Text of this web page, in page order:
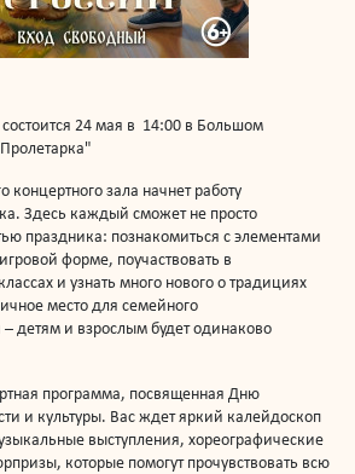
24 мая в 14:00 в Большом
зала начнет работу
Здесь каждый сможет не просто
праздника: познакомиться с элементами
форме, поучаствовать в
и узнать много нового о традициях
место для семейного
детям и взрослым будет одинаково
программа, посвященная Дню
и культуры. Вас ждет яркий калейдоскоп
выступления, хореографические
которые помогут прочувствовать всю